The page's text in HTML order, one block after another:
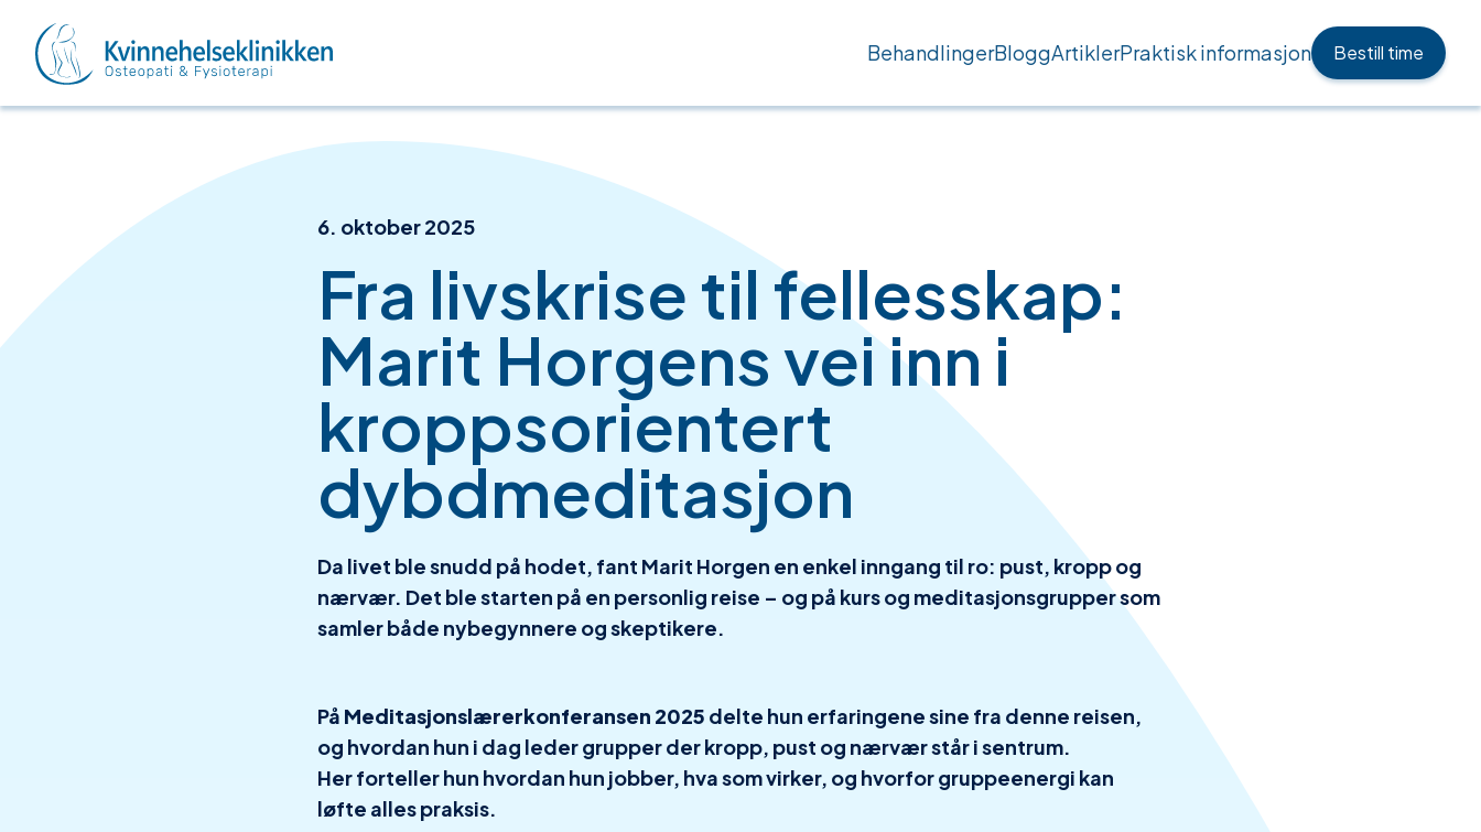
Forside
BehandlingerBloggArtiklerPraktisk informasjon Bestill time
Publisert
6. oktober 2025
Fra livskrise til fellesskap:
Marit Horgens vei inn i
kroppsorientert
dybdmeditasjon
Da livet ble snudd på hodet, fant Marit Horgen en enkel inngang til ro: pust, kropp og
nærvær. Det ble starten på en personlig reise – og på kurs og meditasjonsgrupper som
samler både nybegynnere og skeptikere.
På Meditasjonslærerkonferansen 2025 delte hun erfaringene sine fra denne reisen,
og hvordan hun i dag leder grupper der kropp, pust og nærvær står i sentrum.
Her forteller hun hvordan hun jobber, hva som virker, og hvorfor gruppeenergi kan
løfte alles praksis.